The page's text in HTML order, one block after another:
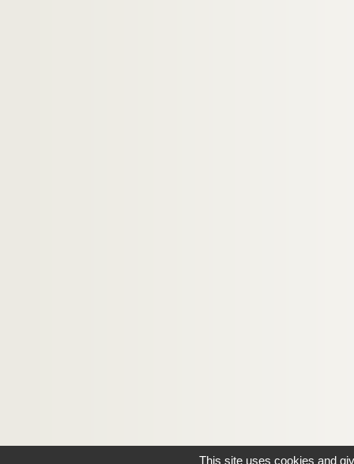
This site uses cookies and